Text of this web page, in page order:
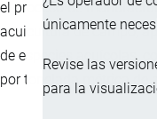
únicamente
Revise las
para la
el proceso de
acuicultura de campo,
de especies acuícolas,
por tonelada métrica de